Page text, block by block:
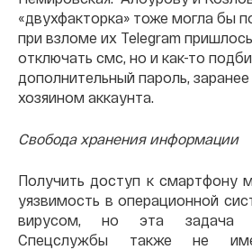
«двухфакторка» тоже могла бы
при взломе их Telegram
отключать смс, но и как-то
дополнительный пароль,
хозяином аккаунта.
Свобода хранения информации
Получить доступ к смартфону
уязвимость в операционной
вирусом, но эта задача
Спецслужбы также не